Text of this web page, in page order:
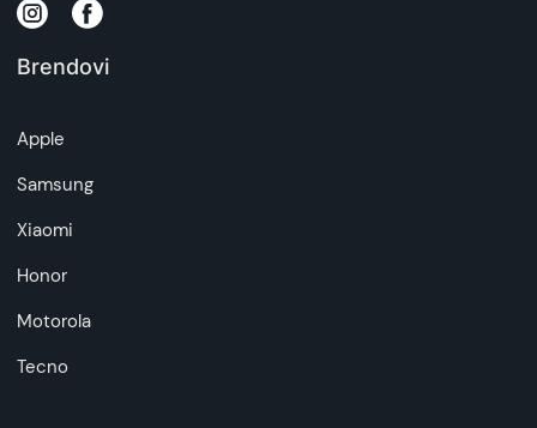
Brendovi
Apple
Samsung
Xiaomi
Honor
Motorola
Tecno